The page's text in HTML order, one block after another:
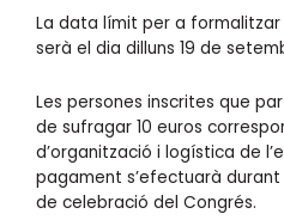
La data límit per a formalitzar
serà el dia dilluns 19 de
Les persones inscrites que
de sufragar 10 euros
d’organització i logística de
pagament s’efectuarà
de celebració del Congrés.